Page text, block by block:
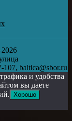
107, baltica@sbor.ru
и удобства
вы даете
Хорошо